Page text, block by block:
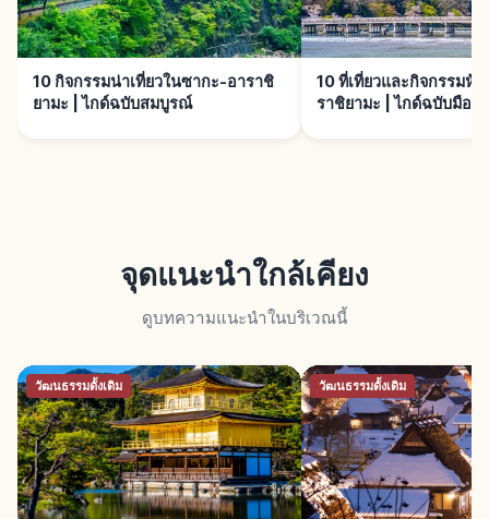
10 กิจกรรมน่าเที่ยวในซากะ-อาราชิ
ยามะ | ไกด์ฉบับสมบูรณ์
10 ที่เที่ยวและกิจกรรมห้
ราชิยามะ | ไกด์ฉบับมือใ
จุดแนะนำใกล้เคียง
ดูบทความแนะนำในบริเวณนี้
วัฒนธรรมดั้งเดิม วัฒนธรรมดั้งเดิม